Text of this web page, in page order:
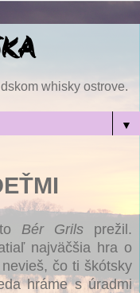
whisky ostrove.
▼
Bér Grils prežil.
najväčšia hra o
čo ti škótsky
hráme s úradmi